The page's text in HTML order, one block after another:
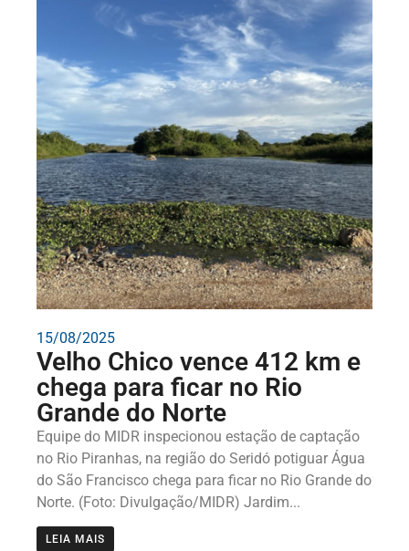
15/08/2025
Velho Chico vence 412 km e
chega para ficar no Rio
Grande do Norte
Equipe do MIDR inspecionou estação de captação
no Rio Piranhas, na região do Seridó potiguar Água
do São Francisco chega para ficar no Rio Grande do
Norte. (Foto: Divulgação/MIDR) Jardim...
LEIA MAIS